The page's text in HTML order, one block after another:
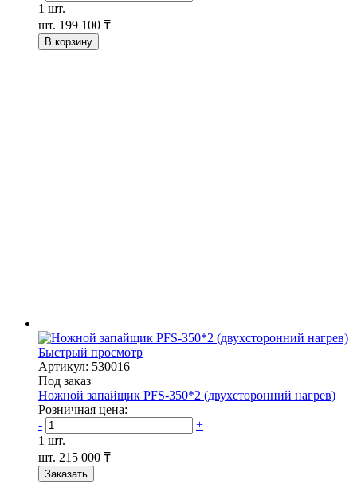
1 шт.
шт. 199 100 ₸
В корзину
Быстрый просмотр
Артикул: 530016
Под заказ
Ножной запайщик PFS-350*2 (двухсторонний нагрев)
Розничная цена:
-
+
1 шт.
шт. 215 000 ₸
Заказать